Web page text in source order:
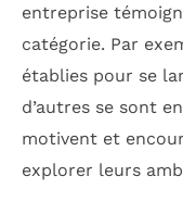
entreprise
catégorie. Par
établies pour se
d’autres se sont
motivent et
explorer leurs